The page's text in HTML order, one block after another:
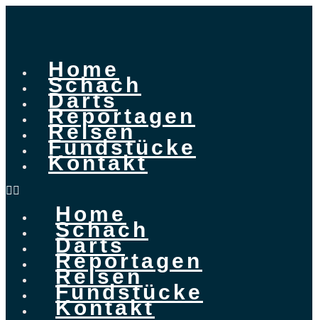
Home
Schach
Darts
Reportagen
Reisen
Fundstücke
Kontakt
Home
Schach
Darts
Reportagen
Reisen
Fundstücke
Kontakt